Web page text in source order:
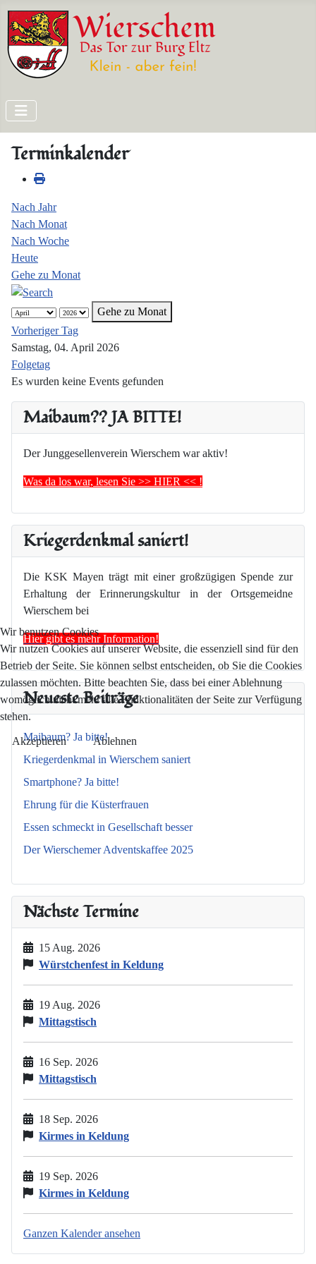
Maibaum?? JA BITTE!
Der Junggesellenverein Wierschem war aktiv!
Was da los war, lesen Sie >> HIER << !
Kriegerdenkmal saniert!
Die KSK Mayen trägt mit einer großzügigen Spende zur
Erhaltung der Erinnerungskultur in der Ortsgemeidne
Wierschem bei
Hier gibt es mehr Information!
Neueste Beiträge
Maibaum? Ja bitte!
Kriegerdenkmal in Wierschem saniert
Smartphone? Ja bitte!
Ehrung für die Küsterfrauen
Essen schmeckt in Gesellschaft besser
Der Wierschemer Adventskaffee 2025
Nächste Termine
15 Aug. 2026
Würstchenfest in Keldung
19 Aug. 2026
Mittagstisch
16 Sep. 2026
Mittagstisch
18 Sep. 2026
Kirmes in Keldung
19 Sep. 2026
Kirmes in Keldung
Ganzen Kalender ansehen
Terminkalender
Nach Jahr
Nach Monat
Nach Woche
Heute
Gehe zu Monat
Gehe zu Monat
Vorheriger Tag
Samstag, 04. April 2026
Folgetag
Es wurden keine Events gefunden
Wir benutzen Cookies
Wir nutzen Cookies auf unserer Website, die essenziell sind für den
Betrieb der Seite. Sie können selbst entscheiden, ob Sie die Cookies
zulassen möchten. Bitte beachten Sie, dass bei einer Ablehnung
womöglich nicht mehr alle Funktionalitäten der Seite zur Verfügung
stehen.
Akzeptieren Ablehnen